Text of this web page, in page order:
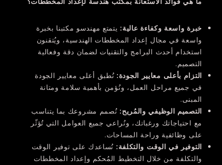
خبرة واسعة وكفاءة عالية: يتمتع مهندسو مكتبنا بخبرة
واسعة في مجال إعداد المخططات الهندسية، ويُتقنون
استخدام أحدث البرامج والتقنيات لضمان دقة وفعالية
التصميم.
التزام بأعلى معايير الجودة: نُطبق أعلى معايير الجودة
في جميع مراحل العمل، ونُؤمن بأهمية سلامة ومتانة
المبنى.
التصميم الوظيفي والمُريح: نُصمم مشروعك بما يتناسب
مع احتياجاتك ورغباتك، ونُراعي جميع العوامل التي تُؤثّر
على وظائفية وراحة المساحات.
التوفير في الوقت والتكلفة: نُساعدك على توفير الوقت
والتكلفة من خلال التخطيط المُحكم وإعداد المخططات